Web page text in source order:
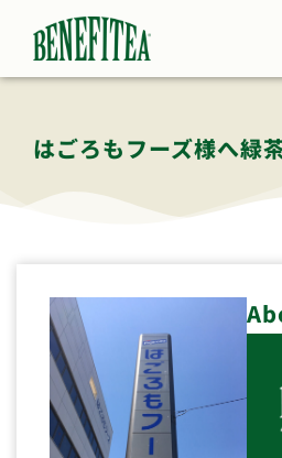
はごろもフーズ様へ緑